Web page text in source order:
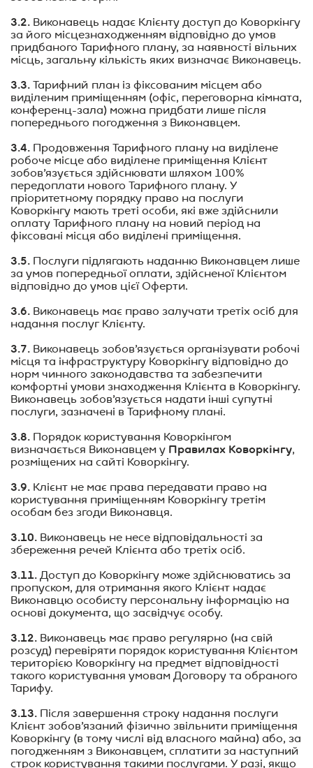
3.2. Виконавець надає Клієнту доступ до Коворкінгу
за його місцезнаходженням відповідно до умов
придбаного Тарифного плану, за наявності вільних
місць, загальну кількість яких визначає Виконавець.
3.3. Тарифний план із фіксованим місцем або
виділеним приміщенням (офіс, переговорна кімната,
конференц-зала) можна придбати лише після
попереднього погодження з Виконавцем.
3.4. Продовження Тарифного плану на виділене
робоче місце або виділене приміщення Клієнт
зобов’язується здійснювати шляхом 100%
передоплати нового Тарифного плану. У
пріоритетному порядку право на послуги
Коворкінгу мають треті особи, які вже здійснили
оплату Тарифного плану на новий період на
фіксовані місця або виділені приміщення.
3.5. Послуги підлягають наданню Виконавцем лише
за умов попередньої оплати, здійсненої Клієнтом
відповідно до умов цієї Оферти.
3.6. Виконавець має право залучати третіх осіб для
надання послуг Клієнту.
3.7. Виконавець зобов’язується організувати робочі
місця та інфраструктуру Коворкінгу відповідно до
норм чинного законодавства та забезпечити
комфортні умови знаходження Клієнта в Коворкінгу.
Виконавець зобов’язується надати інші супутні
послуги, зазначені в Тарифному плані.
3.8. Порядок користування Коворкінгом
визначається Виконавцем у Правилах Коворкінгу,
розміщених на сайті Коворкінгу.
3.9. Клієнт не має права передавати право на
користування приміщенням Коворкінгу третім
особам без згоди Виконавця.
3.10. Виконавець не несе відповідальності за
збереження речей Клієнта або третіх осіб.
3.11. Доступ до Коворкінгу може здійснюватись за
пропуском, для отримання якого Клієнт надає
Виконавцю особисту персональну інформацію на
основі документа, що засвідчує особу.
3.12. Виконавець має право регулярно (на свій
розсуд) перевіряти порядок користування Клієнтом
територією Коворкінгу на предмет відповідності
такого користування умовам Договору та обраного
Тарифу.
3.13. Після завершення строку надання послуги
Клієнт зобов’язаний фізично звільнити приміщення
Коворкінгу (в тому числі від власного майна) або, за
погодженням з Виконавцем, сплатити за наступний
строк користування такими послугами. У разі, якщо